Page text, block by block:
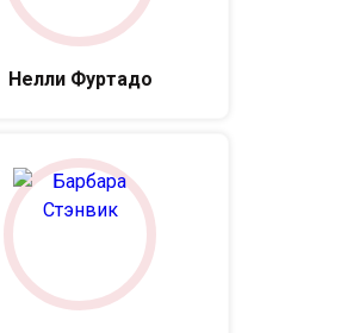
Нелли Фуртадо